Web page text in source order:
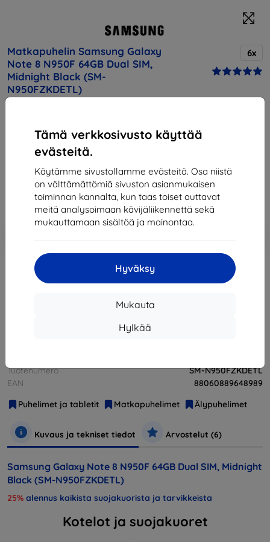
Tämä verkkosivusto käyttää
evästeitä.
Käytämme sivustollamme evästeitä. Osa niistä
on välttämättömiä sivuston asianmukaisen
toiminnan kannalta, kun taas toiset auttavat
meitä analysoimaan kävijäliikennettä sekä
mukauttamaan sisältöä ja mainontaa.
Hyväksy
Mukauta
Hylkää
Matkapuhelin Samsung Galaxy
Note 8 N950F 64GB Dual SIM,
Midnight Black (SM-
N950FZKDETL)
6x
lisävarusteista!
443,90 €
399,51 €
Alennus kupongilla
Loppuunmyyty
Tuotenumero
SM-N950FZKDETL
EAN
88060889648989
Puhelimet ja tabletit
Matkapuhelimet Älypuhelimet
Kuvaus ja tekniset tiedot Arvostelut (6)
Samsung Galaxy Note 8 N950F 64GB Dual SIM, Midnight
Black (SM-N950FZKDETL)
25% alennus kaikista suojakuorista ja tarvikkeista
Kotelot ja suojakuoret